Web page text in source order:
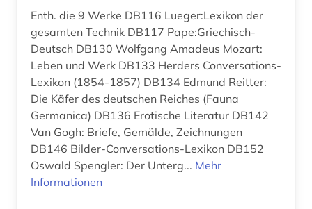
aphorismus (1)
arabien (1)
arabisch (24)
arabische literatur (2)
arabische philosophie (1)
arabische schrift (1)
arabistik (7)
Kroatien (2)
Lettland (1)
Litauen (3)
Luxemburg (2)
Makedonien (1)
Mittelamerika (1)
Enth. die 9 Werke DB116 Lueger:Lexikon der
gesamten Technik DB117 Pape:Griechisch-
Deutsch DB130 Wolfgang Amadeus Mozart:
Leben und Werk DB133 Herders Conversations-
Lexikon (1854-1857) DB134 Edmund Reitter:
Die Käfer des deutschen Reiches (Fauna
Germanica) DB136 Erotische Literatur DB142
Van Gogh: Briefe, Gemälde, Zeichnungen
DB146 Bilder-Conversations-Lexikon DB152
Oswald Spengler: Der Unterg... Mehr
Informationen